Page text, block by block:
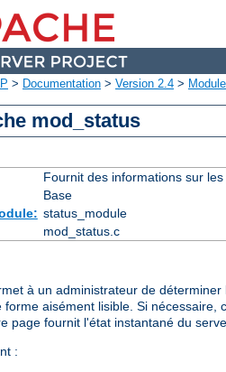
> Documentation > Version 2.4 >
mod_status
Fournit des informations sur
Base
status_module
mod_status.c
à un administrateur de
forme aisément lisible. Si
page fournit l'état instantané du
: